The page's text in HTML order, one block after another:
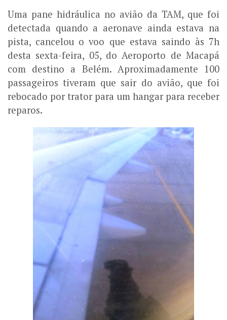
Uma pane hidráulica no avião da TAM, que foi
detectada quando a aeronave ainda estava na
pista, cancelou o voo que estava saindo às 7h
desta sexta-feira, 05, do Aeroporto de Macapá
com destino a Belém. Aproximadamente 100
passageiros tiveram que sair do avião, que foi
rebocado por trator para um hangar para receber
reparos.